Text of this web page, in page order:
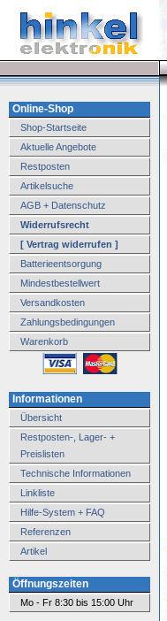
Online-Shop
Shop-Startseite
Aktuelle Angebote
Restposten
Artikelsuche
AGB + Datenschutz
Widerrufsrecht
[ Vertrag widerrufen ]
Batterieentsorgung
Mindestbestellwert
Versandkosten
Zahlungsbedingungen
Warenkorb
Informationen
Übersicht
Restposten-, Lager- +
Preislisten
Technische Informationen
Linkliste
Hilfe-System + FAQ
Referenzen
Artikel
Öffnungszeiten
Mo - Fr 8:30 bis 15:00 Uhr